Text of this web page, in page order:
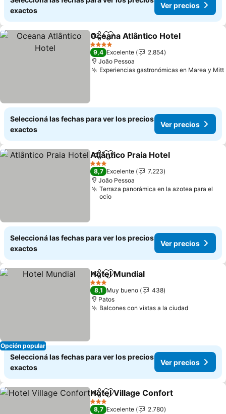
exactos
Ver precios
CompartirAñadir a favoritos
Oceana Atlântico Hotel
4 Estrellas
9,4 Excelente
2.854
João Pessoa
Experiencias gastronómicas en Marea y Mitt
Seleccioná las fechas para ver los precios
exactos
Ver precios
CompartirAñadir a favoritos
Atlântico Praia Hotel
3 Estrellas
8,7 Excelente
7.223
João Pessoa
Terraza panorámica en la azotea para el
ocio
Seleccioná las fechas para ver los precios
exactos
Ver precios
Opción popular
CompartirAñadir a favoritos
Hotel Mundial
3 Estrellas
8,1 Muy bueno
438
Patos
Balcones con vistas a la ciudadVer
Seleccioná las fechas para ver los precios
exactos
Ver precios
CompartirAñadir a favoritos
Hotel Village Confort
3 Estrellas
8,7 Excelente
2.780